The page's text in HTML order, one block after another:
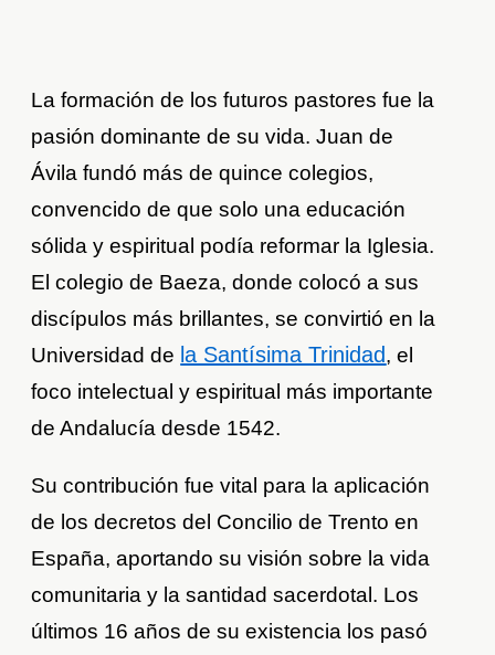
La formación de los futuros pastores fue la
pasión dominante de su vida. Juan de
Ávila fundó más de quince colegios,
convencido de que solo una educación
sólida y espiritual podía reformar la Iglesia.
El colegio de Baeza, donde colocó a sus
discípulos más brillantes, se convirtió en la
Universidad de la Santísima Trinidad, el
foco intelectual y espiritual más importante
de Andalucía desde 1542.
Su contribución fue vital para la aplicación
de los decretos del Concilio de Trento en
España, aportando su visión sobre la vida
comunitaria y la santidad sacerdotal. Los
últimos 16 años de su existencia los pasó